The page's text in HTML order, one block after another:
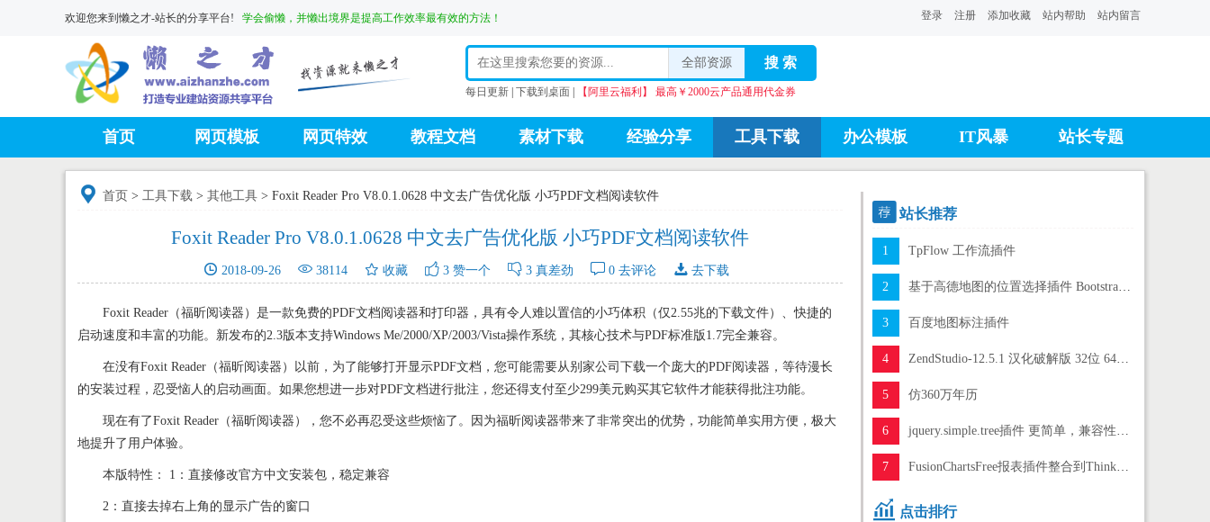
欢迎您来到懒之才-站长的分享平台! 学会偷懒，并懒出境界是提高工作效率最有效的方法！ 登录 注册 添加收藏 站内帮助 站内留言
全部资源
每日更新 下载到桌面 【阿里云福利】 最高￥2000云产品通用代金券
首页 网页模板 网页特效 教程文档 素材下载 经验分享 工具下载 办公模板 IT风暴 站长专题
 首页 > 工具下载 > 其他工具 > Foxit Reader Pro V8.0.1.0628 中文去广告优化版 小巧PDF文档阅读软件
Foxit Reader Pro V8.0.1.0628 中文去广告优化版 小巧PDF文档阅读软件
 2018-09-26  38114  收藏  3 赞一个  3 真差劲  0 去评论  去下载
Foxit Reader（福昕阅读器）是一款免费的PDF文档阅读器和打印器，具有令人难以置信的小巧体积（仅2.55兆的下载文件）、快捷的
启动速度和丰富的功能。新发布的2.3版本支持Windows Me/2000/XP/2003/Vista操作系统，其核心技术与PDF标准版1.7完全兼容。
在没有Foxit Reader（福昕阅读器）以前，为了能够打开显示PDF文档，您可能需要从别家公司下载一个庞大的PDF阅读器，等待漫长
的安装过程，忍受恼人的启动画面。如果您想进一步对PDF文档进行批注，您还得支付至少299美元购买其它软件才能获得批注功能。
现在有了Foxit Reader（福昕阅读器），您不必再忍受这些烦恼了。因为福昕阅读器带来了非常突出的优势，功能简单实用方便，极大
地提升了用户体验。
本版特性： 1：直接修改官方中文安装包，稳定兼容
2：直接去掉右上角的显示广告的窗口
 站长推荐
1 TpFlow 工作流插件
2 基于高德地图的位置选择插件 Bootstrap-AMapPositionPicker
3 百度地图标注插件
4 ZendStudio-12.5.1 汉化破解版 32位 64位通用
5 仿360万年历
6 jquery.simple.tree插件 更简单，兼容性更好的无限树插件
7 FusionChartsFree报表插件整合到ThinkPHP
 点击排行